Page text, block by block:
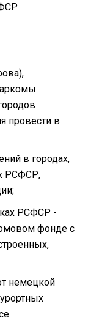
провести в
в городах,
РСФСР,
РСФСР -
фонде с
немецкой